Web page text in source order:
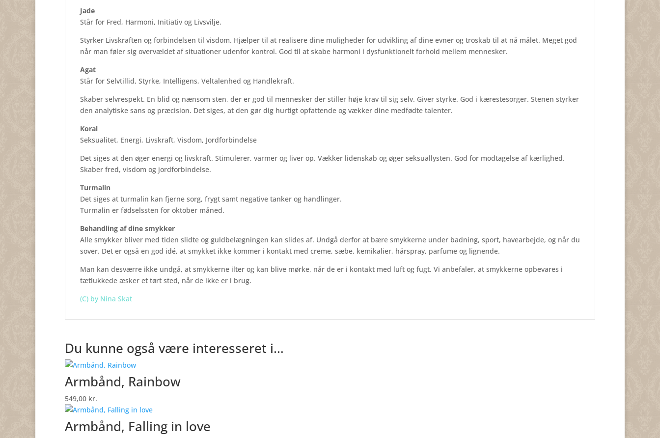
Jade
Står for Fred, Harmoni, Initiativ og Livsvilje.
Styrker Livskraften og forbindelsen til visdom. Hjælper til at realisere dine muligheder for udvikling af dine evner og troskab til at nå målet. Meget god
når man føler sig overvældet af situationer udenfor kontrol. God til at skabe harmoni i dysfunktionelt forhold mellem mennesker.
Agat
Står for Selvtillid, Styrke, Intelligens, Veltalenhed og Handlekraft.
Skaber selvrespekt. En blid og nænsom sten, der er god til mennesker der stiller høje krav til sig selv. Giver styrke. God i kærestesorger. Stenen styrker
den analytiske sans og præcision. Det siges, at den gør dig hurtigt opfattende og vækker dine medfødte talenter.
Koral
Seksualitet, Energi, Livskraft, Visdom, Jordforbindelse
Det siges at den øger energi og livskraft. Stimulerer, varmer og liver op. Vækker lidenskab og øger seksuallysten. God for modtagelse af kærlighed.
Skaber fred, visdom og jordforbindelse.
Turmalin
Det siges at turmalin kan fjerne sorg, frygt samt negative tanker og handlinger.
Turmalin er fødselssten for oktober måned.
Behandling af dine smykker
Alle smykker bliver med tiden slidte og guldbelægningen kan slides af. Undgå derfor at bære smykkerne under badning, sport, havearbejde, og når du
sover. Det er også en god idé, at smykket ikke kommer i kontakt med creme, sæbe, kemikalier, hårspray, parfume og lignende.
Man kan desværre ikke undgå, at smykkerne ilter og kan blive mørke, når de er i kontakt med luft og fugt. Vi anbefaler, at smykkerne opbevares i
tætlukkede æsker et tørt sted, når de ikke er i brug.
(C) by Nina Skat
Du kunne også være interesseret i…
Armbånd, Rainbow
549,00 kr.
Armbånd, Falling in love